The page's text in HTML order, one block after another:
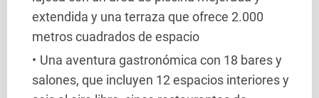
extendida y una terraza que ofrece 2.000
metros cuadrados de espacio
Una aventura gastronómica con 18 bares y
salones, que incluyen 12 espacios interiores y